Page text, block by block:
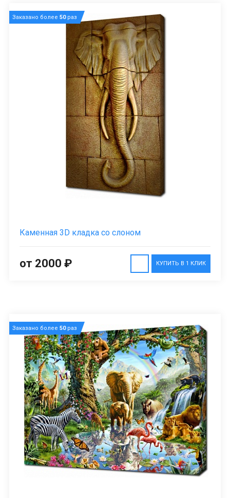
Заказано более 50раз
Каменная 3D кладка со слоном
КУПИТЬ В 1 КЛИК
от 2000 ₽
Заказано более 50раз